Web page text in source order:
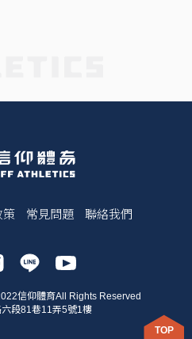
策 常見問題 聯絡我們
信仰體育All Rights Reserved
段81巷11弄5號1樓